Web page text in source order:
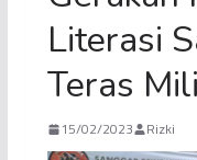
Literasi
Teras
15/02/2023 Rizki